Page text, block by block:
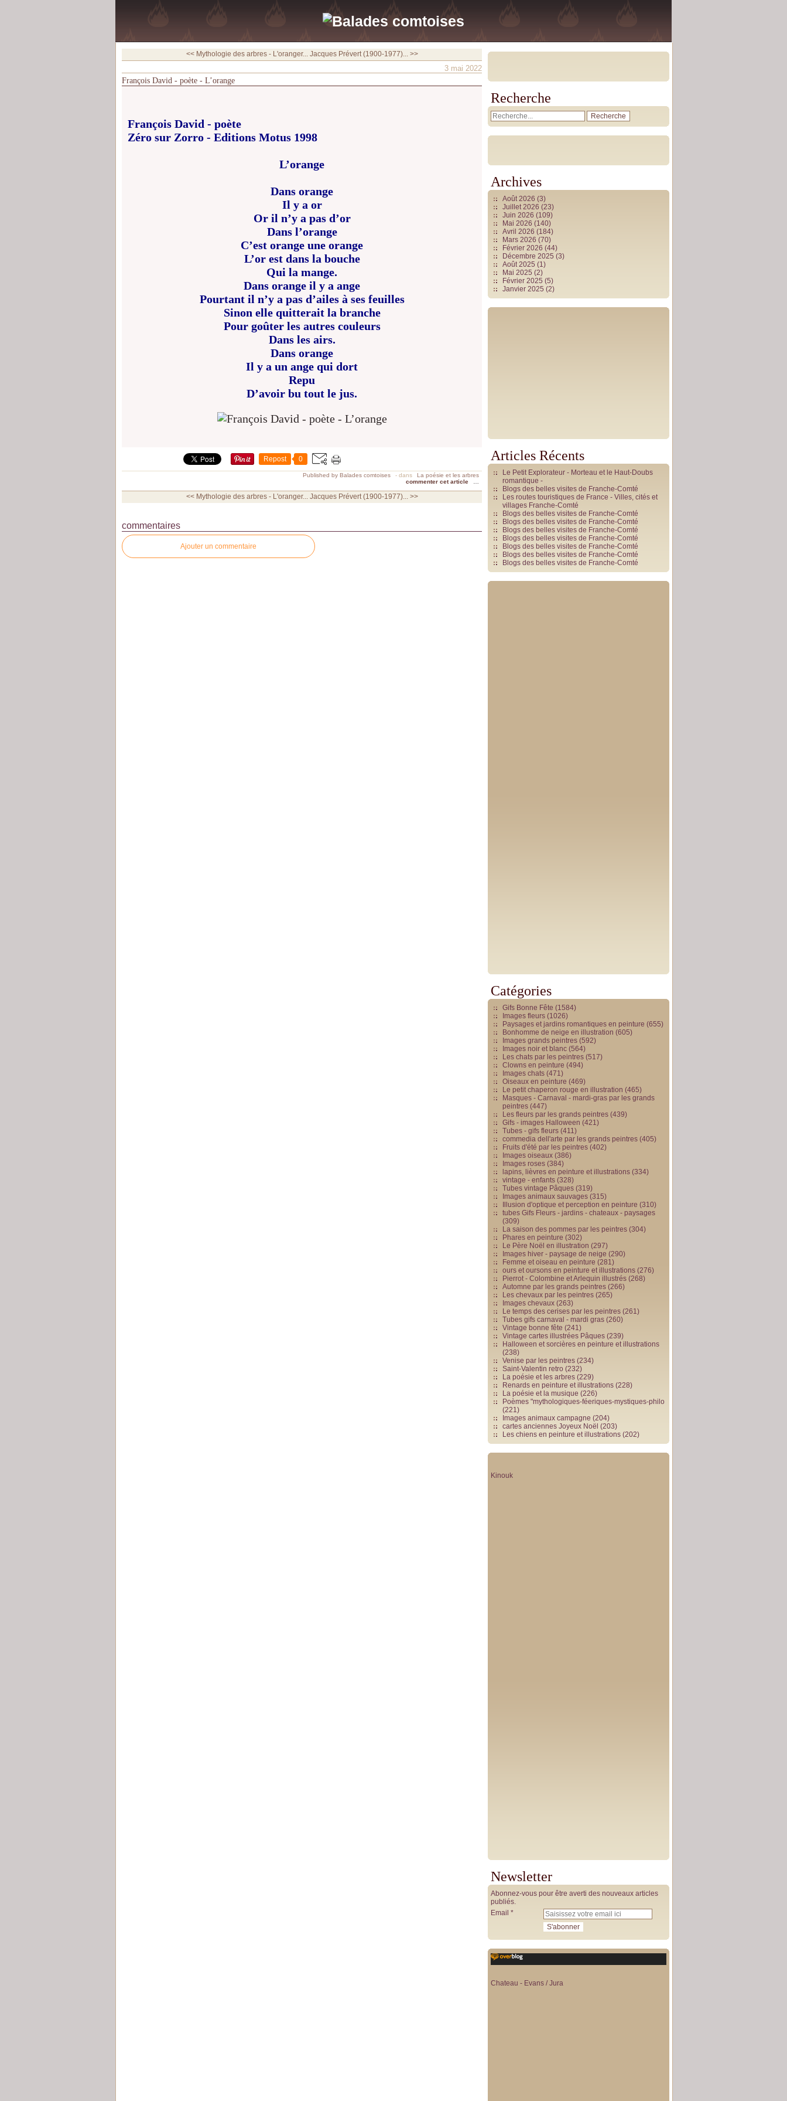
<< Mythologie des arbres - L'oranger... Jacques Prévert (1900-1977)... >>
3 mai 2022
François David - poète - L’orange
François David - poète
Zéro sur Zorro - Editions Motus 1998
L’orange
Dans orange
Il y a or
Or il n’y a pas d’or
Dans l’orange
C’est orange une orange
L’or est dans la bouche
Qui la mange.
Dans orange il y a ange
Pourtant il n’y a pas d’ailes à ses feuilles
Sinon elle quitterait la branche
Pour goûter les autres couleurs
Dans les airs.
Dans orange
Il y a un ange qui dort
Repu
D’avoir bu tout le jus.
Repost 0
Published by Balades comtoises - dans
La poésie et les arbres
commenter cet article
<< Mythologie des arbres - L'oranger... Jacques Prévert (1900-1977)... >>
commentaires
Ajouter un commentaire
Recherche
Archives
Août 2026 (3)
Juillet 2026 (23)
Juin 2026 (109)
Mai 2026 (140)
Avril 2026 (184)
Mars 2026 (70)
Février 2026 (44)
Décembre 2025 (3)
Août 2025 (1)
Mai 2025 (2)
Février 2025 (5)
Janvier 2025 (2)
Articles Récents
Le Petit Explorateur - Morteau et le Haut-Doubs
romantique -
Blogs des belles visites de Franche-Comté
Les routes touristiques de France - Villes, cités et
villages Franche-Comté
Blogs des belles visites de Franche-Comté
Blogs des belles visites de Franche-Comté
Blogs des belles visites de Franche-Comté
Blogs des belles visites de Franche-Comté
Blogs des belles visites de Franche-Comté
Blogs des belles visites de Franche-Comté
Blogs des belles visites de Franche-Comté
Catégories
Gifs Bonne Fête (1584)
Images fleurs (1026)
Paysages et jardins romantiques en peinture (655)
Bonhomme de neige en illustration (605)
Images grands peintres (592)
Images noir et blanc (564)
Les chats par les peintres (517)
Clowns en peinture (494)
Images chats (471)
Oiseaux en peinture (469)
Le petit chaperon rouge en illustration (465)
Masques - Carnaval - mardi-gras par les grands
peintres (447)
Les fleurs par les grands peintres (439)
Gifs - images Halloween (421)
Tubes - gifs fleurs (411)
commedia dell'arte par les grands peintres (405)
Fruits d'été par les peintres (402)
Images oiseaux (386)
Images roses (384)
lapins, lièvres en peinture et illustrations (334)
vintage - enfants (328)
Tubes vintage Pâques (319)
Images animaux sauvages (315)
Illusion d'optique et perception en peinture (310)
tubes Gifs Fleurs - jardins - chateaux - paysages
(309)
La saison des pommes par les peintres (304)
Phares en peinture (302)
Le Père Noël en illustration (297)
Images hiver - paysage de neige (290)
Femme et oiseau en peinture (281)
ours et oursons en peinture et illustrations (276)
Pierrot - Colombine et Arlequin illustrés (268)
Automne par les grands peintres (266)
Les chevaux par les peintres (265)
Images chevaux (263)
Le temps des cerises par les peintres (261)
Tubes gifs carnaval - mardi gras (260)
Vintage bonne fête (241)
Vintage cartes illustrées Pâques (239)
Halloween et sorcières en peinture et illustrations
(238)
Venise par les peintres (234)
Saint-Valentin retro (232)
La poésie et les arbres (229)
Renards en peinture et illustrations (228)
La poésie et la musique (226)
Poèmes "mythologiques-féeriques-mystiques-philo
(221)
Images animaux campagne (204)
cartes anciennes Joyeux Noël (203)
Les chiens en peinture et illustrations (202)
Kinouk
Newsletter
Abonnez-vous pour être averti des nouveaux articles
publiés.
Email
Chateau - Evans / Jura